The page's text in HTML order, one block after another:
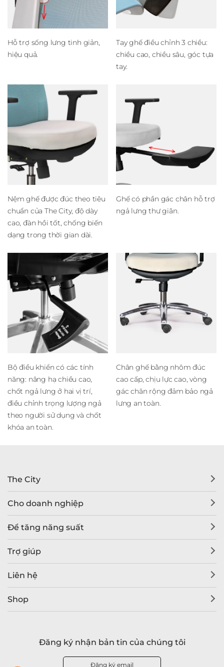
Hỗ trợ sống lưng tinh giản,
hiệu quả.
Tay ghế điều chỉnh 3 chiều:
chiều cao, chiều sâu, góc tựa
tay.
Nệm ghế được đúc theo tiêu
chuẩn của The City, độ dày
cao, đàn hồi tốt, chống biến
dạng trong thời gian dài.
Ghế có phần gác chân hỗ trợ
ngả lưng thư giãn.
Bộ điều khiển có các tính
năng: nâng hạ chiều cao,
chốt ngả lưng ở hai vị trí,
điều chỉnh trọng lượng ngả
theo người sử dụng và chốt
khóa an toàn.
Chân ghế bằng nhôm đúc
cao cấp, chịu lực cao, vòng
gác chân rộng đảm bảo ngả
lưng an toàn.
The City
Cho doanh nghiệp
Để tăng năng suất
Trợ giúp
Liên hệ
Shop
Đăng ký nhận bản tin của chúng tôi
Đăng ký email